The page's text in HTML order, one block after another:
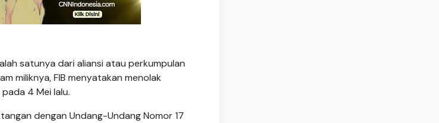
satunya dari aliansi atau perkumpulan
miliknya, FIB menyatakan menolak
4 Mei lalu.
dengan Undang-Undang Nomor 17